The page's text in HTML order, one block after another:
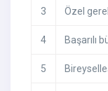
3 Özel
4 Başarılı
5